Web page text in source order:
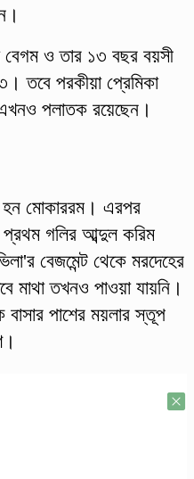
বেগম ও তার ১৩ বছর বয়সী
তবে পরকীয়া প্রেমিকা
পলাতক রয়েছেন।
হন মোকাররম। এরপর
প্রথম গলির আব্দুল করিম
বেজমেন্ট থেকে মরদেহের
মাথা তখনও পাওয়া যায়নি।
বাসার পাশের ময়লার স্তূপ